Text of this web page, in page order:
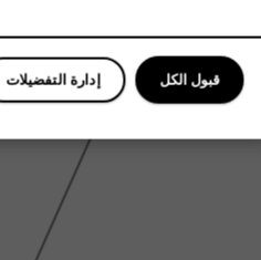
إدارة التفضيلات قبول الكل